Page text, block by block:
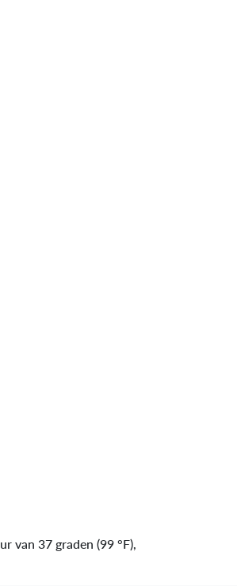
van 37 graden (99 °F),